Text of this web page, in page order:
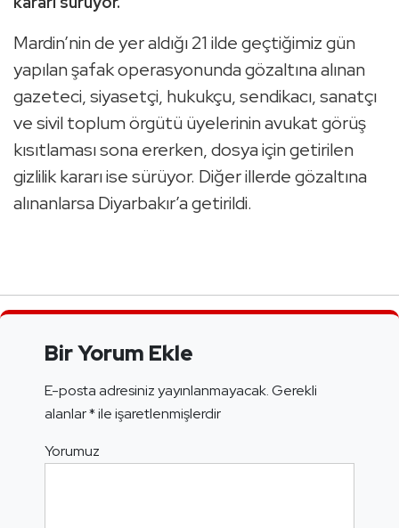
Mardin’nin de yer aldığı 21 ilde geçtiğimiz gün
yapılan şafak operasyonunda gözaltına alınan
gazeteci, siyasetçi, hukukçu, sendikacı, sanatçı
ve sivil toplum örgütü üyelerinin avukat görüş
kısıtlaması sona ererken, dosya için getirilen
gizlilik kararı ise sürüyor. Diğer illerde gözaltına
alınanlarsa Diyarbakır’a getirildi.
Bir Yorum Ekle
E-posta adresiniz yayınlanmayacak.Gerekli
alanlar*ile işaretlenmişlerdir
Yorumuz